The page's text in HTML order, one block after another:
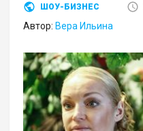
ШОУ-БИЗНЕС
Автор: Вера Ильина